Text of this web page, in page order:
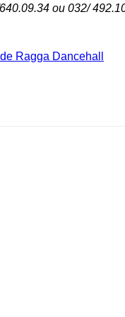
ou 032/
Ragga Dancehall